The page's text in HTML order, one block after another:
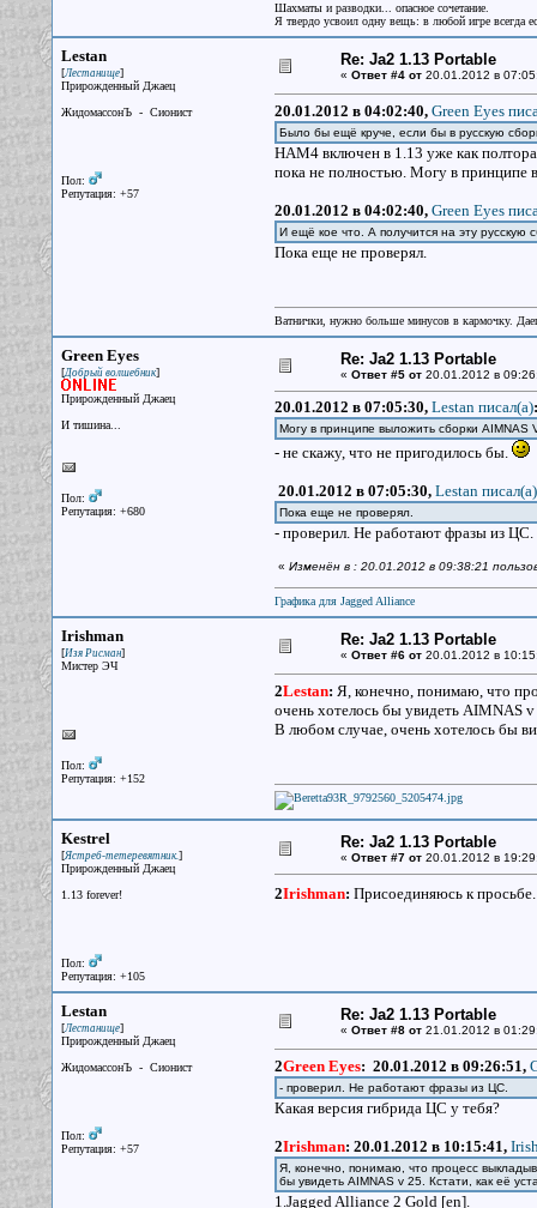
Шахматы и разводки... опасное сочетание.
Я твердо усвоил одну вещь: в любой игре всегда
Lestan
[Лестанище]
Прирожденный Джаец
ЖидомассонЪ - Сионист
Пол:
Репутация: +57
Re: Ja2 1.13 Portable
« Ответ #4 от20.01.2012 в
20.01.2012 в 04:02:40, Green Eyes
Было бы ещё круче, если бы в русскую
HAM4 включен в 1.13 уже как
пока не полностью. Могу в принципе
20.01.2012 в 04:02:40, Green Eyes
И ещё кое что. А получится на эту русскую
Пока еще не проверял.
Ватнички, нужно больше минусов в кармочку.
Green Eyes
[Добрый волшебник]
Прирожденный Джаец
И тишина...
Пол:
Репутация: +680
Re: Ja2 1.13 Portable
« Ответ #5 от20.01.2012 в
20.01.2012 в 07:05:30, Lestan писал(a):
Могу в принципе выложить сборки
- не скажу, что не пригодилось бы.
20.01.2012 в 07:05:30, Lestan писал(a)
Пока еще не проверял.
- проверил. Не работают фразы из ЦС.
« Изменён в : 20.01.2012 в 09:38:21
Графика для Jagged Alliance
Irishman
[Изя Рисман]
Мистер ЭЧ
Пол:
Репутация: +152
Re: Ja2 1.13 Portable
« Ответ #6 от20.01.2012 в
2Lestan: Я, конечно, понимаю, что
очень хотелось бы увидеть AIMNAS
В любом случае, очень хотелось бы
Kestrel
[Ястреб-тетеревятник.]
Прирожденный Джаец
1.13 forever!
Пол:
Репутация: +105
Re: Ja2 1.13 Portable
« Ответ #7 от20.01.2012 в
2Irishman: Присоединяюсь к
Lestan
[Лестанище]
Прирожденный Джаец
ЖидомассонЪ - Сионист
Пол:
Репутация: +57
Re: Ja2 1.13 Portable
« Ответ #8 от21.01.2012 в
2Green Eyes: 20.01.2012 в 09:26:51,
- проверил. Не работают фразы из ЦС.
Какая версия гибрида ЦС у тебя?
2Irishman: 20.01.2012 в 10:15:41,
Я, конечно, понимаю, что процесс
бы увидеть AIMNAS v 25. Кстати, как её
1.Jagged Alliance 2 Gold [en].